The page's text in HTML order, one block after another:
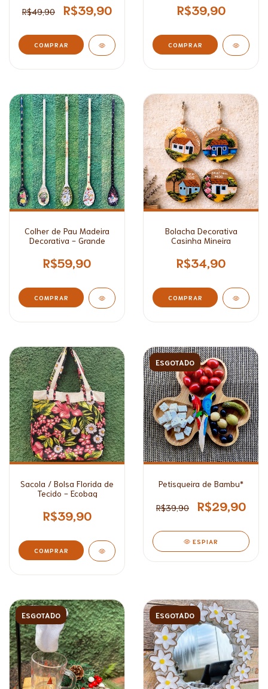
R$49,90
R$39,90 R$39,90
Colher de Pau Madeira
Decorativa - Grande
R$59,90
COMPRAR
Bolacha Decorativa
Casinha Mineira
R$34,90
COMPRAR
Sacola / Bolsa Florida de
Tecido - Ecobag
R$39,90
COMPRAR
ESGOTADO
Petisqueira de Bambu*
R$39,90 R$29,90
ESPIAR
ESGOTADO ESGOTADO